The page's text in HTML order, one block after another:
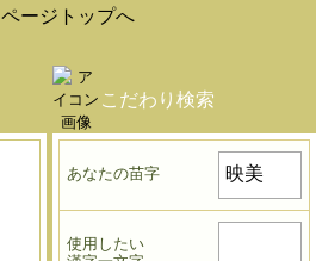
ページトップへ
こだわり検索
あなたの苗字
使用したい